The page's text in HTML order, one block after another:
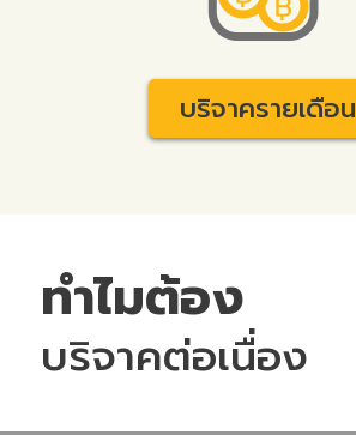
บริจาครายเดือน
ทำไมต้อง
บริจาคต่อเนื่อง